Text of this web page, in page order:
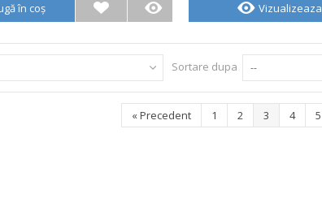
în coș Vizualizeaza
Sortare dupa --
«Precedent 1 2 3 4 5